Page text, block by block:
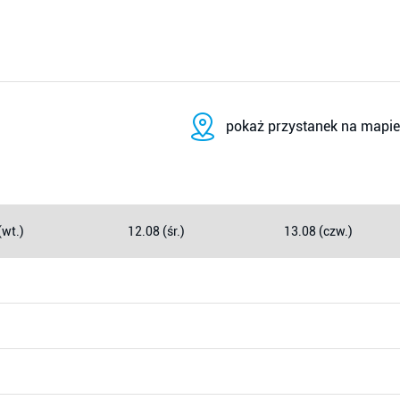
pokaż przystanek na mapie
12.08 (śr.) 13.08 (czw.)